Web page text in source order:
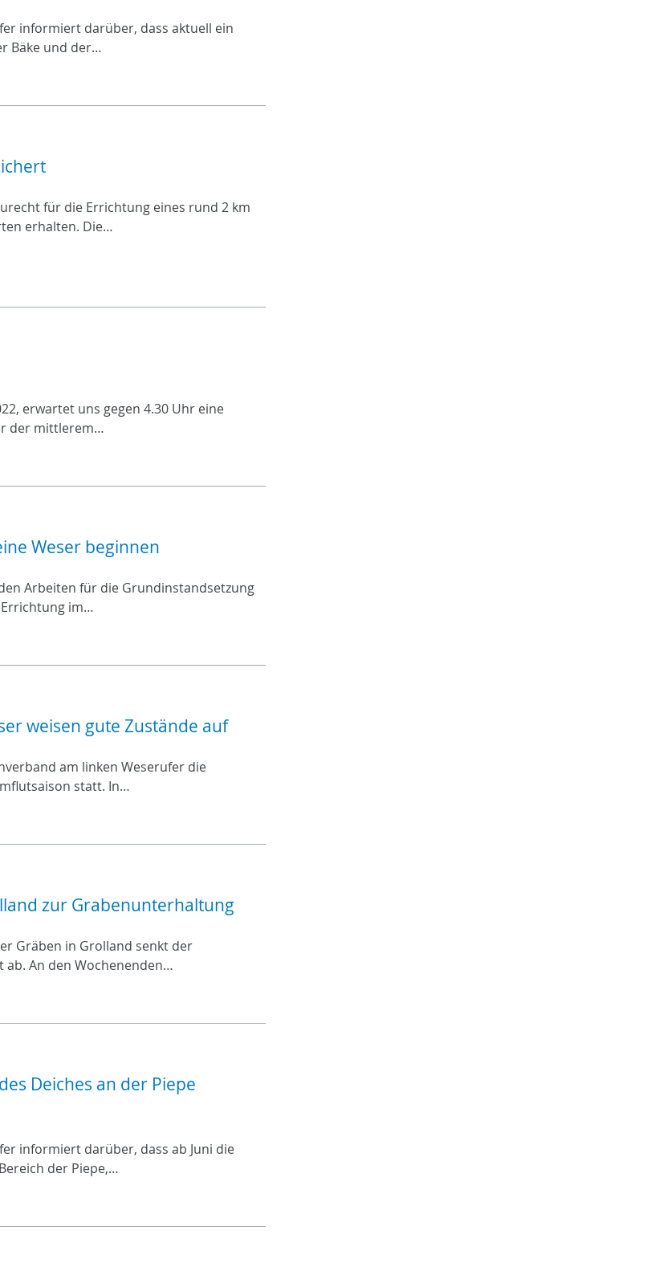
informiert darüber, dass aktuell ein
Bäke und der…
für die Errichtung eines rund 2 km
erhalten. Die…
erwartet uns gegen 4.30 Uhr eine
der mittlerem…
Weser beginnen
Arbeiten für die Grundinstandsetzung
Errichtung im…
weisen gute Zustände auf
am linken Weserufer die
statt. In…
zur Grabenunterhaltung
Gräben in Grolland senkt der
ab. An den Wochenenden…
Deiches an der Piepe
informiert darüber, dass ab Juni die
der Piepe,…